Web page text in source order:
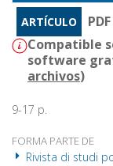
ARTÍCULO
Compatible
software
archivos)
9-17 p.
FORMA PARTE DE
Rivista di studi